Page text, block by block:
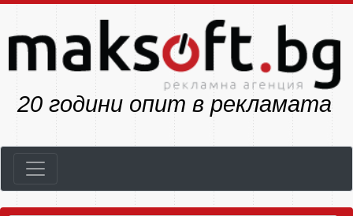
22 години опит в рекламата